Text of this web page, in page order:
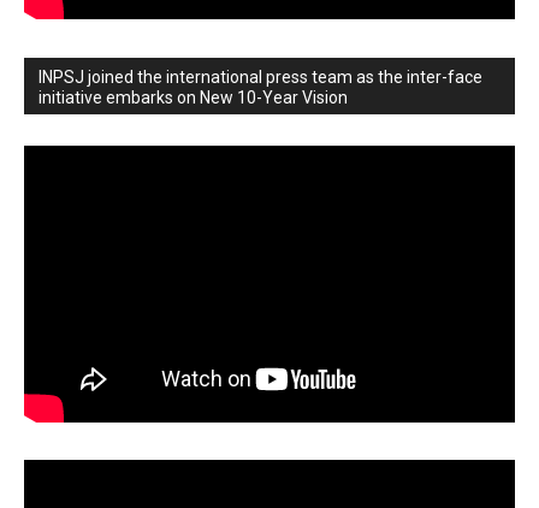
INPSJ joined the international press team as the inter-face
initiative embarks on New 10-Year Vision